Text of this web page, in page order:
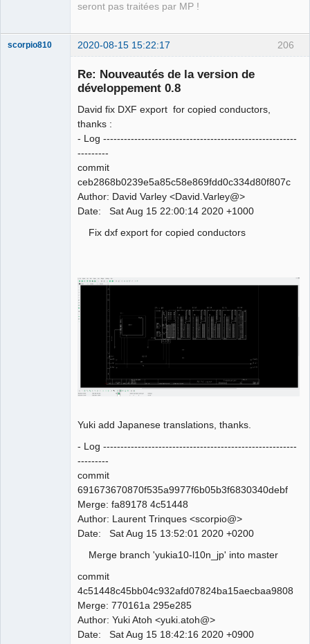
seront pas traitées par MP !
206
scorpio810 2020-08-15 15:22:17
Re: Nouveautés de la version de
développement 0.8
David fix DXF export for copied conductors,
thanks :
- Log --------------------------------------------------------
---------
commit
ceb2868b0239e5a85c58e869fdd0c334d80f807c
Author: David Varley <David.Varley@>
Date: Sat Aug 15 22:00:14 2020 +1000
Fix dxf export for copied conductors
Yuki add Japanese translations, thanks.
- Log --------------------------------------------------------
---------
commit
691673670870f535a9977f6b05b3f6830340debf
Merge: fa89178 4c51448
Author: Laurent Trinques <scorpio@>
Date: Sat Aug 15 13:52:01 2020 +0200
Merge branch 'yukia10-l10n_jp' into master
commit
4c51448c45bb04c932afd07824ba15aecbaa9808
Merge: 770161a 295e285
Author: Yuki Atoh <yuki.atoh@>
Date: Sat Aug 15 18:42:16 2020 +0900